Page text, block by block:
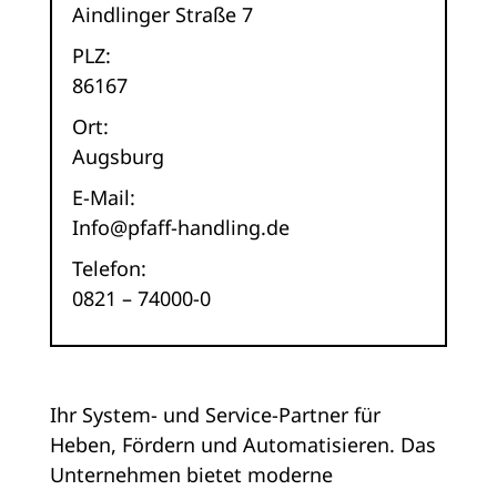
Ihr System- und Service-Partner für
Heben, Fördern und Automatisieren. Das
Unternehmen bietet moderne
Aindlinger Straße 7
PLZ:
86167
Ort:
Augsburg
E-Mail:
Info@pfaff-handling.de
Telefon:
0821 – 74000-0